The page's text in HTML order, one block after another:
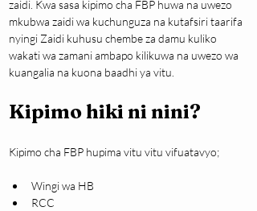
zaidi. Kwa sasa kipimo cha FBP huwa na uwezo
mkubwa zaidi wa kuchunguza na kutafsiri taarifa
nyingi Zaidi kuhusu chembe za damu kuliko
wakati wa zamani ambapo kilikuwa na uwezo wa
kuangalia na kuona baadhi ya vitu.
Kipimo hiki ni nini?
Kipimo cha FBP hupima vitu vitu vifuatavyo;
Wingi wa HB
RCC